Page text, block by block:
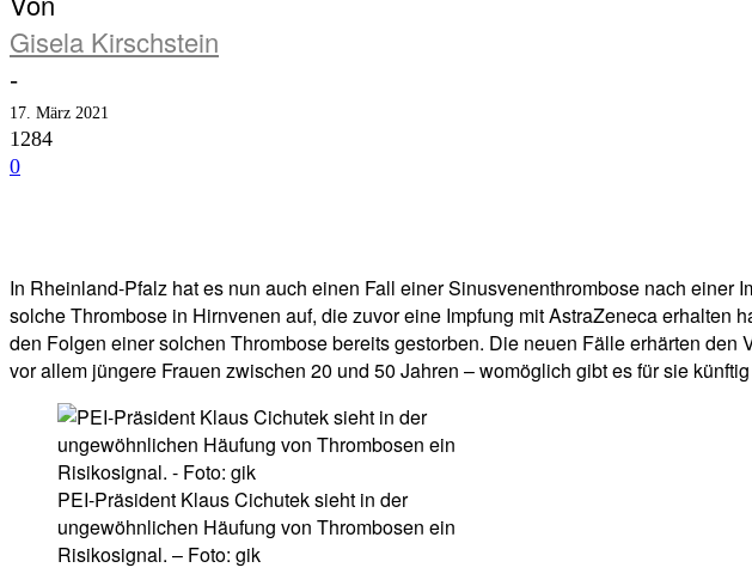
Gisela Kirschstein
-
17. März 2021
1284
0
In Rheinland-Pfalz hat es nun auch einen Fall einer Sinusvenenthrombose nach
solche Thrombose in Hirnvenen auf, die zuvor eine Impfung mit AstraZeneca
den Folgen einer solchen Thrombose bereits gestorben. Die neuen Fälle erhärten
vor allem jüngere Frauen zwischen 20 und 50 Jahren – womöglich gibt es für sie
PEI-Präsident Klaus Cichutek sieht in der
ungewöhnlichen Häufung von Thrombosen ein
Risikosignal. – Foto: gik